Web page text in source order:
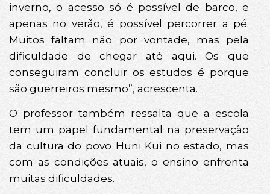
inverno, o acesso só é possível de barco, e
apenas no verão, é possível percorrer a pé.
Muitos faltam não por vontade, mas pela
dificuldade de chegar até aqui. Os que
conseguiram concluir os estudos é porque
são guerreiros mesmo”, acrescenta.
O professor também ressalta que a escola
tem um papel fundamental na preservação
da cultura do povo Huni Kui no estado, mas
com as condições atuais, o ensino enfrenta
muitas dificuldades.